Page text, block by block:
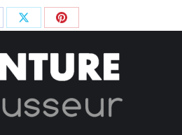
PartagerPartager
Pinterest